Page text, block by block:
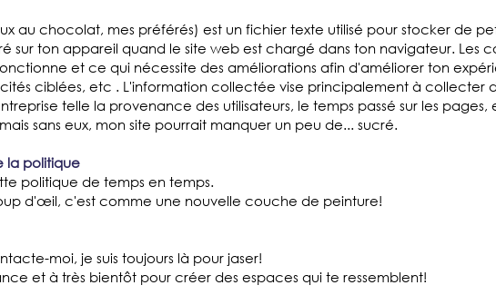
au chocolat, mes préférés) est un fichier texte utilisé pour stocker de
sur ton appareil quand le site web est chargé dans ton navigateur. Les
et ce qui nécessite des améliorations afin d'améliorer ton
ciblées, etc . L'information collectée vise principalement à collecter
telle la provenance des utilisateurs, le temps passé sur les pages,
sans eux, mon site pourrait manquer un peu de... sucré.
la politique
politique de temps en temps.
d'œil, c'est comme une nouvelle couche de peinture!
moi, je suis toujours là pour jaser!
et à très bientôt pour créer des espaces qui te ressemblent!